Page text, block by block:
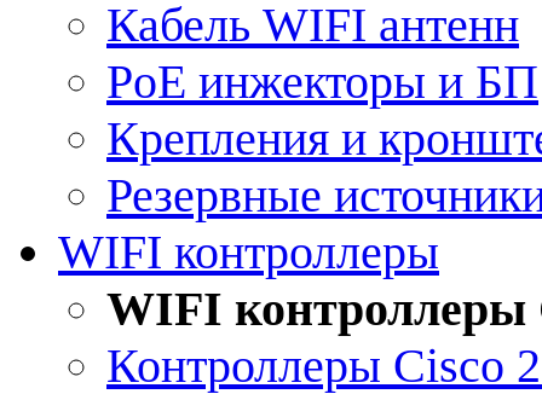
Кабель WIFI антенн
PoE инжекторы и БП
Крепления и
Резервные
WIFI контроллеры
WIFI контроллеры
Контроллеры Cisco